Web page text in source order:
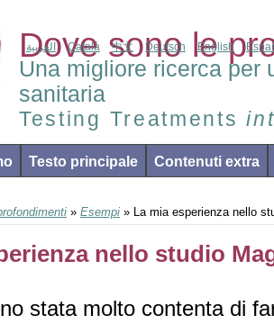
Dove sono le
Una migliore ricerca per
sanitaria
Testing Treatments
العربية Català 中文 Deutsch English
Testo principale Contenuti extra
» Esempi » La mia esperienza nello
nello studio
stata molto contenta di